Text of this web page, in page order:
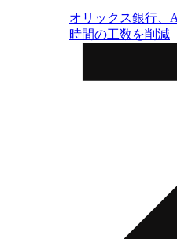
オリックス銀行、
時間の工数を削減